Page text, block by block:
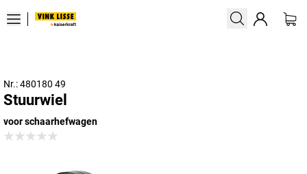
Nr.: 480180 49
Stuurwiel
voor schaarhefwagen